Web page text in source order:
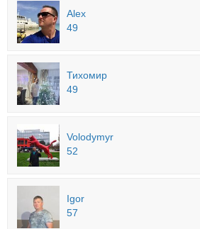
Alex
49
Тихомир
49
Volodymyr
52
Igor
57